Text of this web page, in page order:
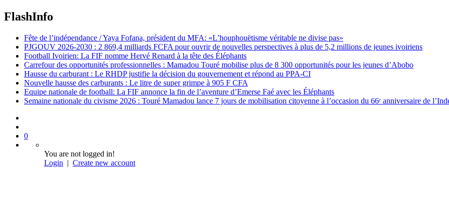
FlashInfo
Fête de l’indépendance / Yaya Fofana, président du MFA: «L’houphouëtisme véritable ne divise pas»
PJGOUV 2026-2030 : 2 869,4 milliards FCFA pour ouvrir de nouvelles perspectives à plus de 5,2 millions de jeunes ivoiriens
Football Ivoirien: La FIF nomme Hervé Renard à la tête des Éléphants
Carrefour des opportunités professionnelles : Mamadou Touré mobilise plus de 8 300 opportunités pour les jeunes d’Abobo
Hausse du carburant : Le RHDP justifie la décision du gouvernement et répond au PPA-CI
Nouvelle hausse des carburants : Le litre de super grimpe à 905 F CFA
Equipe nationale de football: La FIF annonce la fin de l’aventure d’Emerse Faé avec les Éléphants
Semaine nationale du civisme 2026 : Touré Mamadou lance 7 jours de mobilisation citoyenne à l’occasion du 66ᵉ anniversaire de
0
You are not logged in!
Login | Create new account